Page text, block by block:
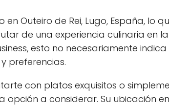
Outeiro de Rei, Lugo, España, lo
de una experiencia culinaria en
esto no necesariamente
preferencias.
con platos exquisitos o
a considerar. Su ubicación